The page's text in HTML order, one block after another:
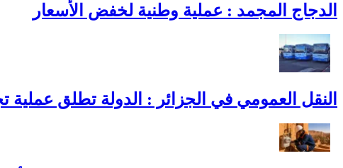
الدجاج المجمد : عملية وطنية لخفض الأسعار
النقل العمومي في الجزائر : الدولة تطلق عملية